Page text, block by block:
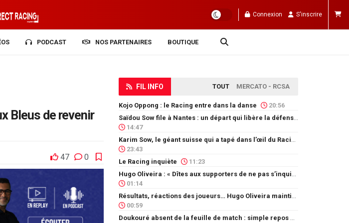
Connexion S'inscrire
PODCAST NOS PARTENAIRES BOUTIQUE
Bleus de revenir
47 0
FIL INFO TOUT MERCATO - RCSA
Kojo Oppong : le Racing entre dans la danse 20:56
14:47
23:43
Le Racing inquiète
11:23
01:14
00:59